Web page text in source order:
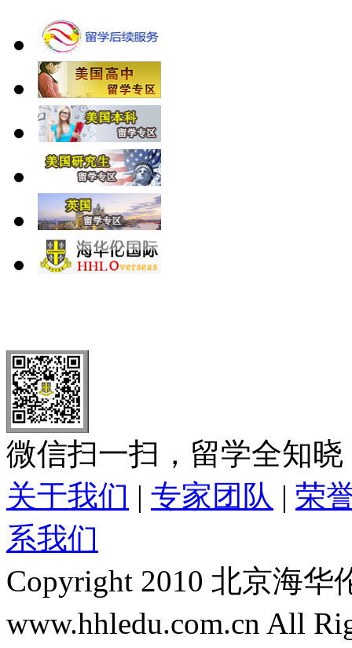
微信扫一扫，留学全知晓
关于我们 | 专家团队 | 荣
系我们
Copyright 2010 北京海
www.hhledu.com.cn All